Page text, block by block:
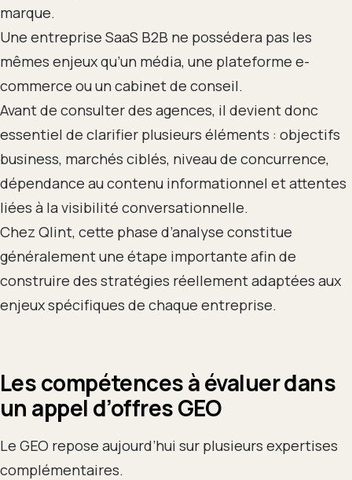
marque.
Une entreprise SaaS B2B ne possédera pas les
mêmes enjeux qu’un média, une plateforme e-
commerce ou un cabinet de conseil.
Avant de consulter des agences, il devient donc
essentiel de clarifier plusieurs éléments : objectifs
business, marchés ciblés, niveau de concurrence,
dépendance au contenu informationnel et attentes
liées à la visibilité conversationnelle.
Chez Qlint, cette phase d’analyse constitue
généralement une étape importante afin de
construire des stratégies réellement adaptées aux
enjeux spécifiques de chaque entreprise.
Les compétences à évaluer dans
un appel d’offres GEO
Le GEO repose aujourd’hui sur plusieurs expertises
complémentaires.